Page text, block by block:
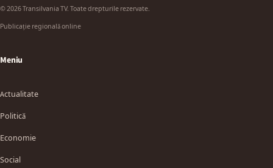
© 2026 Transilvania TV. Toate drepturile rezervate.
Publicație regională online
Meniu
Actualitate
Politică
Economie
Social